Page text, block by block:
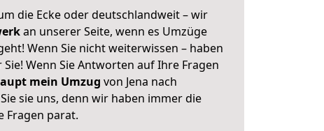
die Ecke oder deutschlandweit – wir
an unserer Seite, wenn es Umzüge
Wenn Sie nicht weiterwissen – haben
Wenn Sie Antworten auf Ihre Fragen
mein Umzug von Jena nach
sie uns, denn wir haben immer die
Fragen parat.